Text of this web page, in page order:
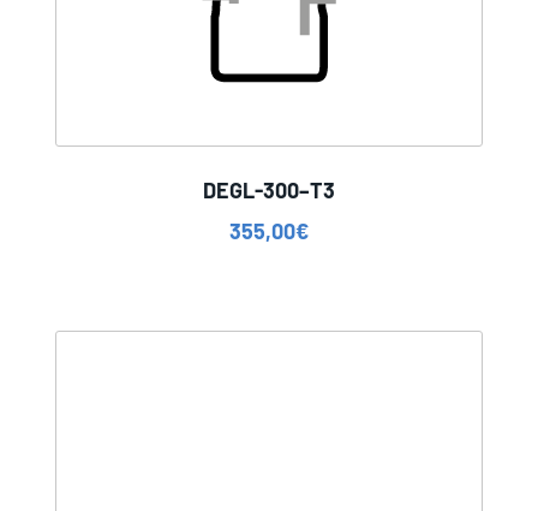
DEGL-300–T3
355,00€